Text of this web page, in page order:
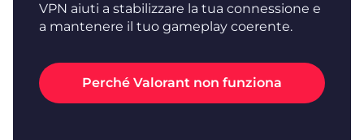
VPN aiuti a stabilizzare la tua connessione e
a mantenere il tuo gameplay coerente.
Perché Valorant non funziona